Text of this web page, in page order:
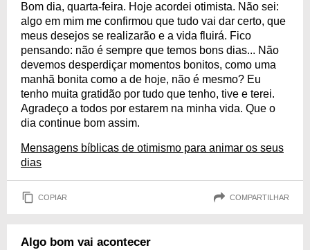
Bom dia, quarta-feira. Hoje acordei otimista. Não sei:
algo em mim me confirmou que tudo vai dar certo, que
meus desejos se realizarão e a vida fluirá. Fico
pensando: não é sempre que temos bons dias... Não
devemos desperdiçar momentos bonitos, como uma
manhã bonita como a de hoje, não é mesmo? Eu
tenho muita gratidão por tudo que tenho, tive e terei.
Agradeço a todos por estarem na minha vida. Que o
dia continue bom assim.
Mensagens bíblicas de otimismo para animar os seus
dias
COPIAR COMPARTILHAR
Algo bom vai acontecer